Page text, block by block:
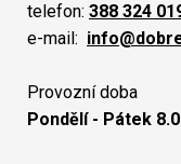
telefon: 388 324
e-mail:
Provozní doba
Pondělí - Pátek